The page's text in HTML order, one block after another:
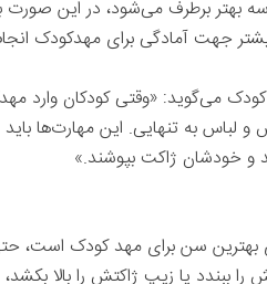
بهتر برطرف می‌شود، در این
جهت آمادگی برای مهدکودک انجام
می‌گوید: «وقتی کودکان وارد
لباس به تنهایی. این مهارت‌ها
و خودشان ژاکت بپوشند.»
سن برای مهد کودک است،